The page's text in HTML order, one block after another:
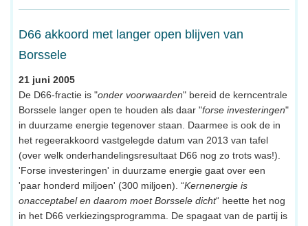
D66 akkoord met langer open blijven van
Borssele
21 juni 2005
De D66-fractie is "onder voorwaarden" bereid de kerncentrale
Borssele langer open te houden als daar "forse investeringen"
in duurzame energie tegenover staan. Daarmee is ook de in
het regeerakkoord vastgelegde datum van 2013 van tafel
(over welk onderhandelingsresultaat D66 nog zo trots was!).
'Forse investeringen' in duurzame energie gaat over een
'paar honderd miljoen' (300 miljoen). “Kernenergie is
onacceptabel en daarom moet Borssele dicht“ heette het nog
in het D66 verkiezingsprogramma. De spagaat van de partij is